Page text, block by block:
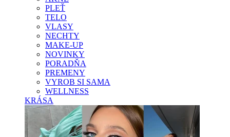
PLEŤ
TELO
VLASY
NECHTY
MAKE-UP
NOVINKY
PORADŇA
PREMENY
VYROB SI SAMA
WELLNESS
KRÁSA